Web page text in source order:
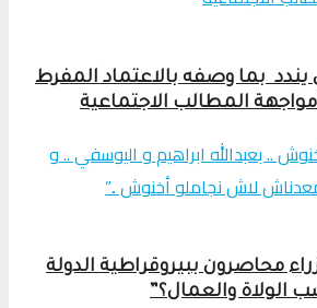
يندد بما وصفه بالاعتماد المفرط
مواجهة المطالب الاجتماعية
محاصرون ببيروقراطية الدولة
الولاة والعمال؟”